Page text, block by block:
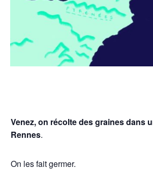
Venez, on récolte des graines dans
Rennes.
On les fait germer.